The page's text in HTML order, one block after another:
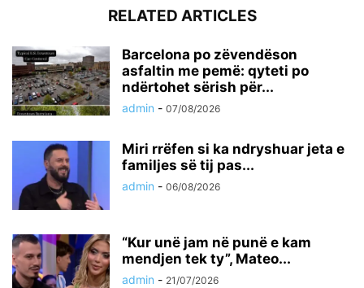
RELATED ARTICLES
Barcelona po zëvendëson
asfaltin me pemë: qyteti po
ndërtohet sërish për...
admin - 07/08/2026
Miri rrëfen si ka ndryshuar jeta e
familjes së tij pas...
admin - 06/08/2026
“Kur unë jam në punë e kam
mendjen tek ty”, Mateo...
admin - 21/07/2026